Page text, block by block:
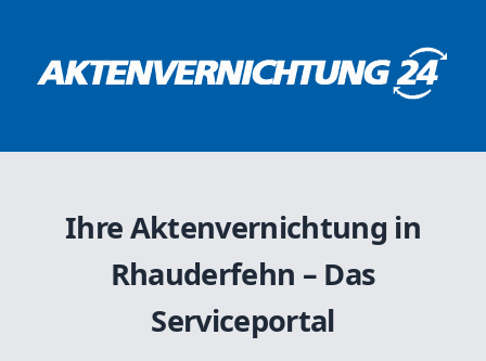
Ihre Aktenvernichtung in
Rhauderfehn – Das
Serviceportal